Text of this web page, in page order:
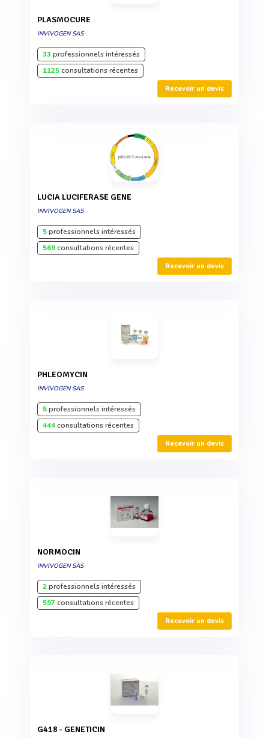
PLASMOCURE
INVIVOGEN SAS
33 professionnels intéressés
1125consultations récentes
Recevoir un devis
LUCIA LUCIFERASE GENE
INVIVOGEN SAS
5professionnels intéressés
569consultations récentes
Recevoir un devis
PHLEOMYCIN
INVIVOGEN SAS
5professionnels intéressés
444consultations récentes
Recevoir un devis
NORMOCIN
INVIVOGEN SAS
2professionnels intéressés
597consultations récentes
Recevoir un devis
G418 - GENETICIN